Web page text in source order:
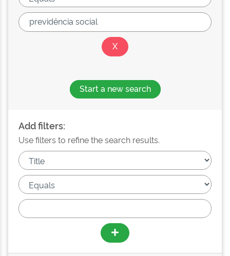
Start a new search
Add filters:
Use filters to refine the search results.